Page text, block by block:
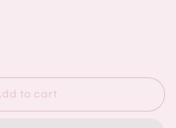
to cart